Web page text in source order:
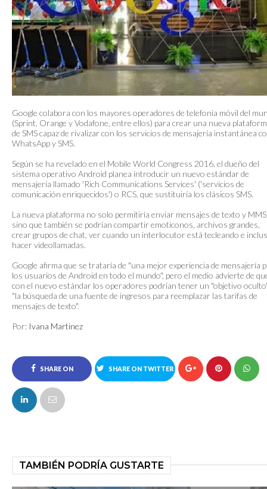
Google colabora con los mayores operadores de telefonía móvil del
(Sprint, Orange y Vodafone, entre ellos) para crear una nueva
de SMS capaz de rivalizar con los servicios de mensajería instantánea
WhatsApp y SMS.
Según se ha revelado en el Mobile World Congress 2016, el dueño del
sistema operativo Android planea introducir un nuevo estándar de
mensajería llamado 'Rich Communications Services' ('servicios de
comunicación enriquecidos') o RCS, que sustituiría los clásicos SMS.
La nueva plataforma no solo permitiría enviar mensajes de texto y
sino que también se podrían compartir emoticonos, archivos grandes,
crear grupos de chat, ver cuando un interlocutor está tecleando e
hacer videollamadas.
Google afirma que se trataría de "una mejor experiencia de mensajería
los usuarios de Android en todo el mundo", pero el medio advierte de
con el nuevo estándar los operadores podrían tener un "objetivo
"la búsqueda de una fuente de ingresos para reemplazar las tarifas de
mensajes de texto".
Por: Ivana Martinez
SHARE ON
FACEBOOK
SHARE ON TWITTER
TAMBIÉN PODRÍA GUSTARTE